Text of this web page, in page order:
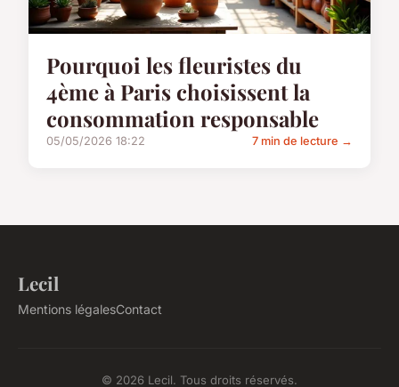
Pourquoi les fleuristes du
4ème à Paris choisissent la
consommation responsable
05/05/2026 18:22 7 min de lecture →
Lecil
Mentions légalesContact
© 2026 Lecil. Tous droits réservés.